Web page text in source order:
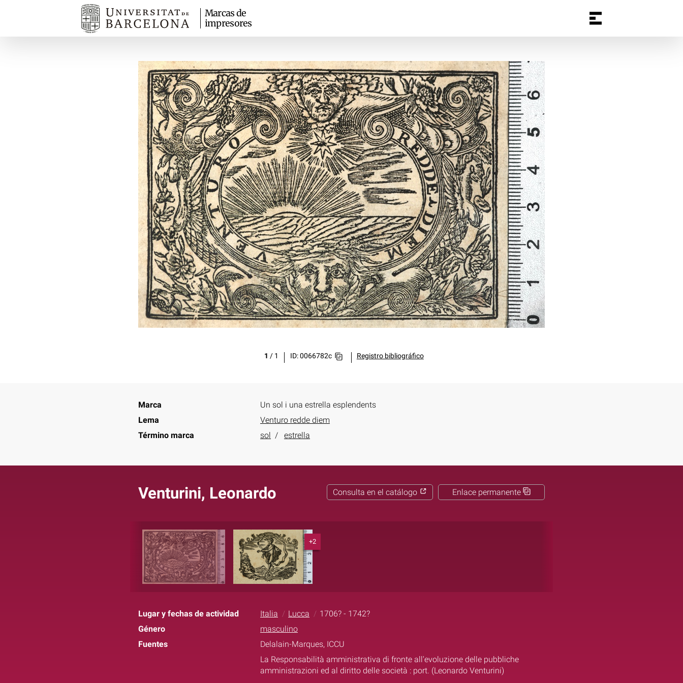
Marcas de
impresores
1 / 1 ID: 0066782c Registro bibliográfico
Marca
Un sol i una estrella esplendents
Lema
Venturo redde diem
Término marca
sol estrella
Venturini, Leonardo Enlace permanente
Consulta en el catálogo
+2
Lugar y fechas de actividad Italia Lucca
1706? - 1742?
Género
masculino
Fuentes
Delalain-Marques, ICCU
La Responsabilità amministrativa di fronte all'evoluzione delle pubbliche
amministrazioni ed al diritto delle società : port. (Leonardo Venturini)